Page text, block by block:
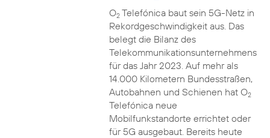
O2Telefónica baut sein 5G-Netz in
Rekordgeschwindigkeit aus. Das
belegt die Bilanz des
Telekommunikationsunternehmens
für das Jahr 2023. Auf mehr als
14.000 Kilometern Bundesstraßen,
Autobahnen und Schienen hat O2
Telefónica neue
Mobilfunkstandorte errichtet oder
für 5G ausgebaut. Bereits heute